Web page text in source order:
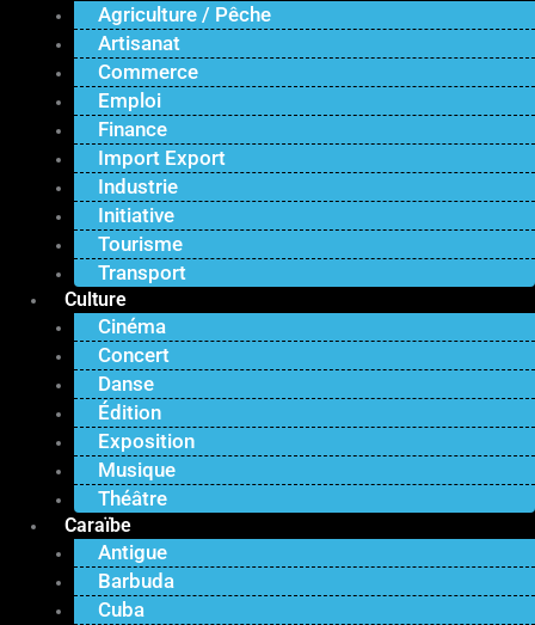
Agriculture / Pêche
Artisanat
Commerce
Emploi
Finance
Import Export
Industrie
Initiative
Tourisme
Transport
Culture
Cinéma
Concert
Danse
Édition
Exposition
Musique
Théâtre
Caraïbe
Antigue
Barbuda
Cuba